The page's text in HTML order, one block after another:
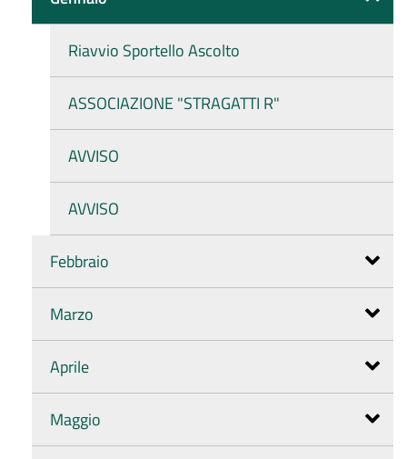
Riavvio Sportello Ascolto
ASSOCIAZIONE "STRAGATTI R"
AVVISO
AVVISO
Febbraio
Marzo
Aprile
Maggio